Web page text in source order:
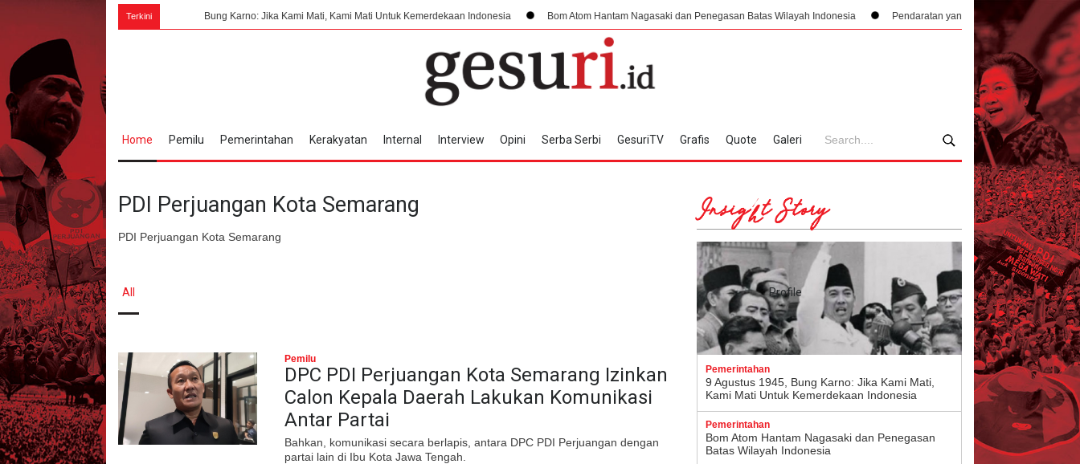
TerkiniBung Karno: Jika Kami Mati, Kami Mati Untuk Kemerdekaan Indonesia Bom Atom Hantam Nagasaki dan Penegasan Batas Wilayah Indonesia Pendaratan yang Nyaris Menubruk Kerbau Hingga
Home Pemilu Pemerintahan Kerakyatan Internal Interview Opini Serba Serbi GesuriTV Grafis Quote Galeri
PDI Perjuangan Kota Semarang
PDI Perjuangan Kota Semarang
All Profile
Pemilu
DPC PDI Perjuangan Kota Semarang Izinkan
Calon Kepala Daerah Lakukan Komunikasi
Antar Partai
Bahkan, komunikasi secara berlapis, antara DPC PDI Perjuangan dengan
partai lain di Ibu Kota Jawa Tengah.
Insight Story
Pemerintahan
9 Agustus 1945, Bung Karno: Jika Kami Mati,
Kami Mati Untuk Kemerdekaan Indonesia
Pemerintahan
Bom Atom Hantam Nagasaki dan Penegasan
Batas Wilayah Indonesia